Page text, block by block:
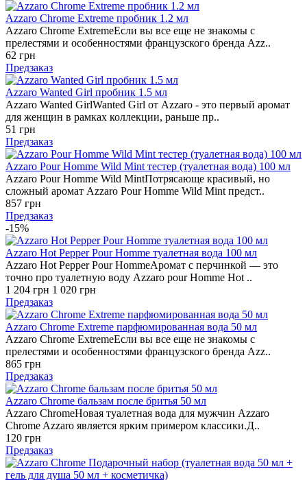
Azzaro Chrome Extreme пробник 1.2 мл
Azzaro Chrome ExtremeЕсли вы все еще не знакомы с
прелестями и особенностями французского бренда Azz..
62 грн
Предзаказ
Azzaro Wanted Girl пробник 1.5 мл
Azzaro Wanted GirlWanted Girl от Azzaro - это первый аромат
для женщин в рамках коллекции, раньше пр..
51 грн
Предзаказ
Azzaro Pour Homme Wild Mint тестер (туалетная вода) 100 мл
Azzaro Pour Homme Wild MintПотрясающе красивый, но
сложный аромат Azzaro Pour Homme Wild Mint предст..
857 грн
Предзаказ
-15%
Azzaro Hot Pepper Pour Homme туалетная вода 100 мл
Azzaro Hot Pepper Pour HommeАромат с перчинкой — это
точно про туалетную воду Azzaro pour Homme Hot ..
1 204 грн 1 020 грн
Предзаказ
Azzaro Chrome Extreme парфюмированная вода 50 мл
Azzaro Chrome ExtremeЕсли вы все еще не знакомы с
прелестями и особенностями французского бренда Azz..
865 грн
Предзаказ
Azzaro Chrome бальзам после бритья 50 мл
Azzaro ChromeНовая туалетная вода для мужчин Azzaro
Chrome Azzaro является ярким примером классики.Д..
120 грн
Предзаказ